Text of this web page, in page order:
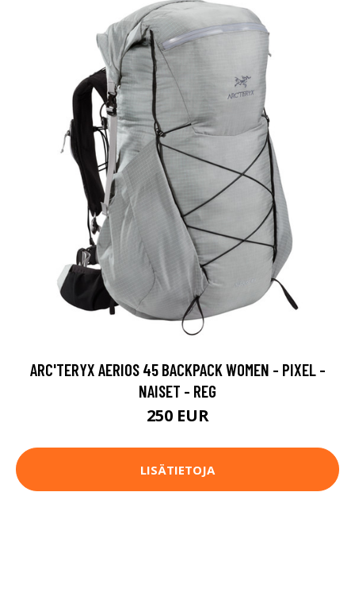
ARC'TERYX AERIOS 45 BACKPACK WOMEN - PIXEL -
NAISET - REG
250 EUR
LISÄTIETOJA